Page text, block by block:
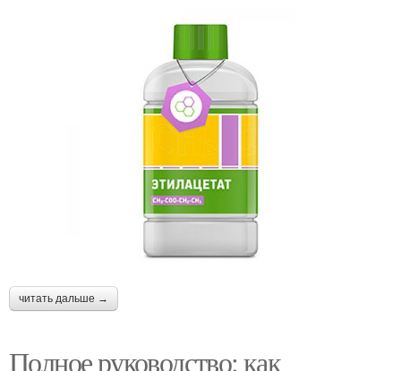
читать дальше →
Полное руководство: как